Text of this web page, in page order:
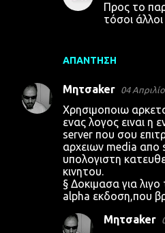
ΑΠΆΝΤΗΣΗ
Προς το
τόσοι
Μητσaker 04
Χρησιμοποιω
ενας λογος ειναι
server που σου
αρχειων media απο
υπολογιστη
κινητου.
§ Δοκιμασα για
alpha εκδοση,που
Μητσaker